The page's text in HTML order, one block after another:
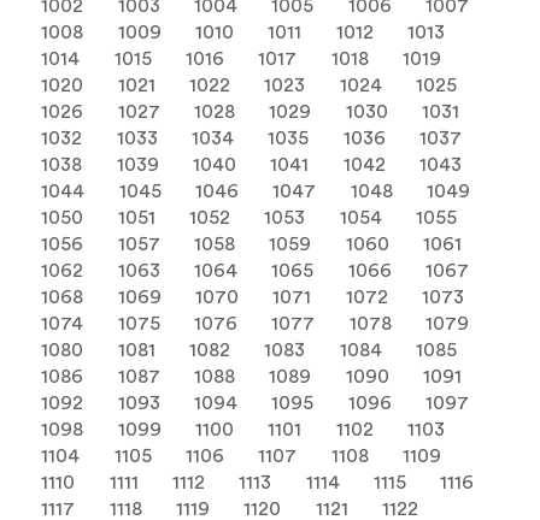
1002
1003 1004 1005 1006
1007
1008
1009 1010 1011 1012
1013
1014
1015 1016 1017 1018
1019
1020
1021 1022 1023 1024
1025
1026
1027 1028 1029 1030
1031
1032
1033 1034 1035 1036
1037
1038
1039 1040 1041 1042
1043
1044
1045 1046 1047 1048
1049
1050
1051 1052 1053 1054
1055
1056
1057 1058 1059 1060
1061
1062
1063 1064 1065 1066
1067
1068
1069 1070 1071 1072
1073
1074
1075 1076 1077 1078
1079
1080
1081 1082 1083 1084
1085
1086
1087 1088 1089 1090
1091
1092
1093 1094 1095 1096
1097
1098
1099 1100 1101 1102
1103
1104
1105 1106 1107 1108
1109
1110
1111 1112 1113 1114 1115
1116
1117
1118 1119 1120 1121
1122